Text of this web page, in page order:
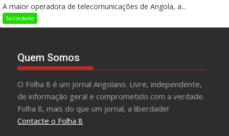
A maior operadora de telecomunicações de Angola, a...
Sociedade
Quem Somos
O Folha 8 é um jornal Angolano. Livre, independente,
de informação geral e comprometido com a verdade.
Folha 8, mais do que um jornal, a liberdade!
Contacte o Folha 8